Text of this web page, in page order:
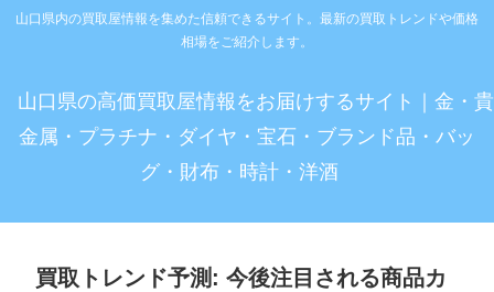
山口県内の買取屋情報を集めた信頼できるサイト。最新の買取トレンドや価格
相場をご紹介します。
山口県の高価買取屋情報をお届けするサイト｜金・貴
金属・プラチナ・ダイヤ・宝石・ブランド品・バッ
グ・財布・時計・洋酒
買取トレンド予測: 今後注目される商品カ